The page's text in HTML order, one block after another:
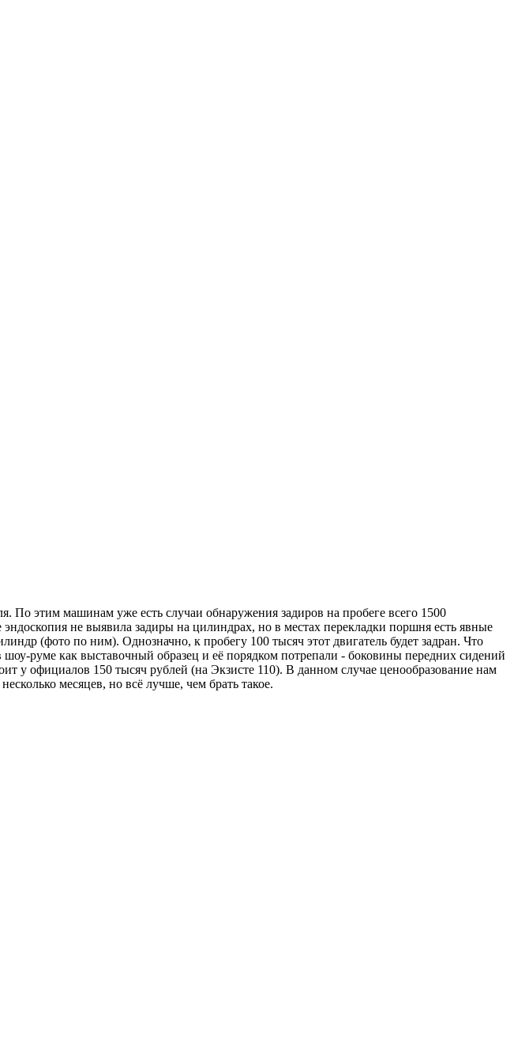
По этим машинам уже есть случаи обнаружения задиров на пробеге всего 1500
не выявила задиры на цилиндрах, но в местах перекладки поршня есть явные
(фото по ним). Однозначно, к пробегу 100 тысяч этот двигатель будет задран. Что
руме как выставочный образец и её порядком потрепали - боковины передних сидений
у официалов 150 тысяч рублей (на Экзисте 110). В данном случае ценообразование нам
месяцев, но всё лучше, чем брать такое.